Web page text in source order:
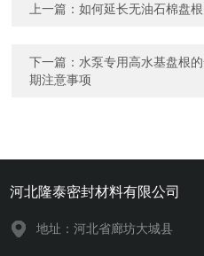
上一篇：如何延长无油石棉盘
下一篇： 水泵专用高水基盘根
期注意事项
河北隆泰密封材料有限公司
地址：河北省廊坊大城县